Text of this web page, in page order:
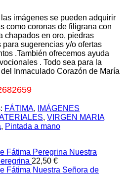
imágenes se pueden adquirir
como coronas de filigrana con
chapados en oro, piedras
sugerencias y/o ofertas
.También ofrecemos ayuda
. Todo sea para la
Inmaculado Corazón de María
FÁTIMA,
IMÁGENES
, VIRGEN MARIA
, Pintada a mano
Nuestra
22,50 €
Nuestra Señora de